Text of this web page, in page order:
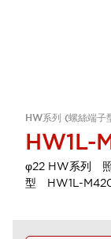
HW系列 (螺絲端
HW1L-
φ22 HW系列
型 HW1L-